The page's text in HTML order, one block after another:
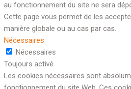
au fonctionnement du site ne sera
Cette page vous permet de les
manière globale ou au cas par cas.
Nécessaires
Nécessaires
Toujours activé
Les cookies nécessaires sont